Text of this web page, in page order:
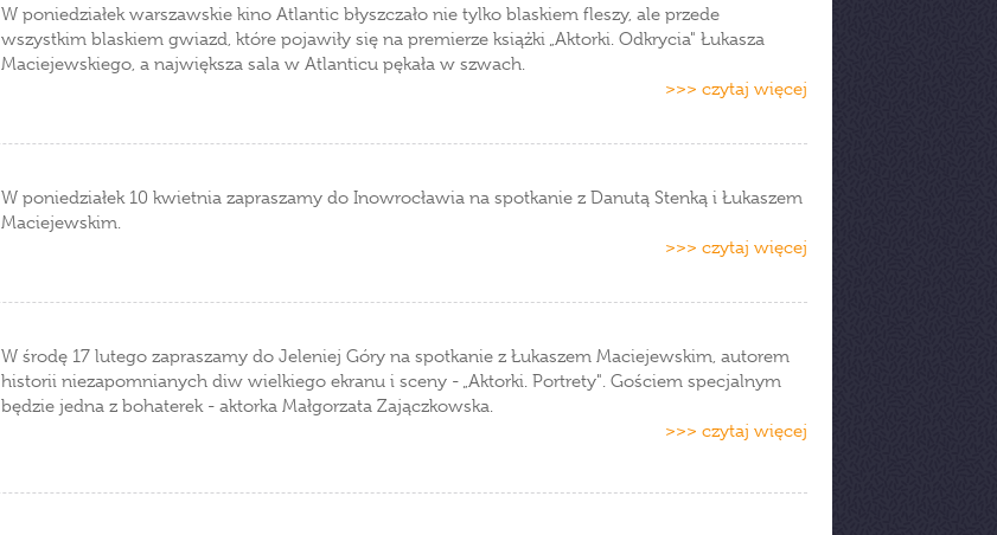
W poniedziałek warszawskie kino Atlantic błyszczało nie tylko blaskiem fleszy, ale przede
wszystkim blaskiem gwiazd, które pojawiły się na premierze książki „Aktorki. Odkrycia" Łukasza
Maciejewskiego, a największa sala w Atlanticu pękała w szwach.
>>> czytaj więcej
W poniedziałek 10 kwietnia zapraszamy do Inowrocławia na spotkanie z Danutą Stenką i Łukaszem
Maciejewskim.
>>> czytaj więcej
W środę 17 lutego zapraszamy do Jeleniej Góry na spotkanie z Łukaszem Maciejewskim, autorem
historii niezapomnianych diw wielkiego ekranu i sceny - „Aktorki. Portrety". Gościem specjalnym
będzie jedna z bohaterek - aktorka Małgorzata Zajączkowska.
>>> czytaj więcej